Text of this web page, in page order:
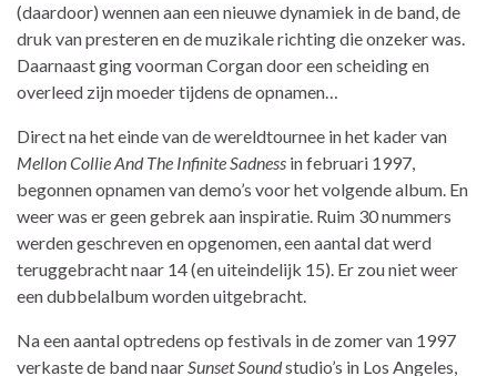
(daardoor) wennen aan een nieuwe dynamiek in de band, de
druk van presteren en de muzikale richting die onzeker was.
Daarnaast ging voorman Corgan door een scheiding en
overleed zijn moeder tijdens de opnamen…
Direct na het einde van de wereldtournee in het kader van
Mellon Collie And The Infinite Sadness in februari 1997,
begonnen opnamen van demo’s voor het volgende album. En
weer was er geen gebrek aan inspiratie. Ruim 30 nummers
werden geschreven en opgenomen, een aantal dat werd
teruggebracht naar 14 (en uiteindelijk 15). Er zou niet weer
een dubbelalbum worden uitgebracht.
Na een aantal optredens op festivals in de zomer van 1997
verkaste de band naarSunset Soundstudio’s in Los Angeles,